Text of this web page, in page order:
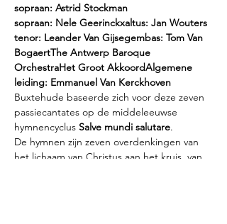
sopraan: Astrid Stockman
sopraan: Nele Geerinckxaltus: Jan Wouters
tenor: Leander Van Gijsegembas: Tom Van
BogaertThe Antwerp Baroque
OrchestraHet Groot AkkoordAlgemene
leiding: Emmanuel Van Kerckhoven
Buxtehude baseerde zich voor deze zeven
passiecantates op de middeleeuwse
hymnencyclus Salve mundi salutare.
De hymnen zijn zeven overdenkingen van
het lichaam van Christus aan het kruis, van